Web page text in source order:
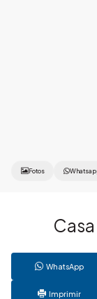
Fotos
WhatsApp
Imprimir